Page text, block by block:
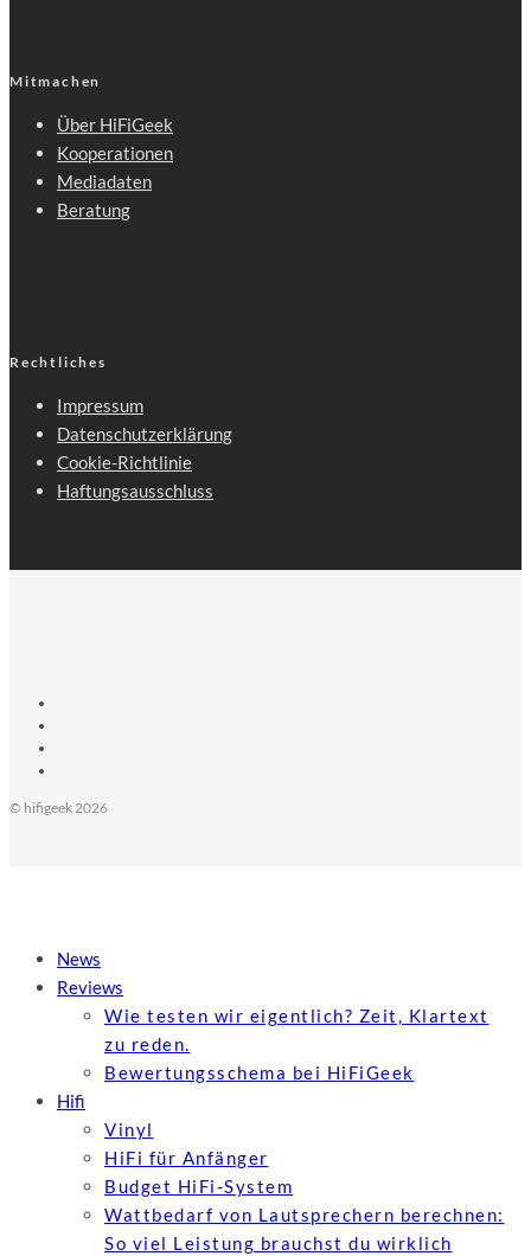
Mitmachen
Über HiFiGeek
Kooperationen
Mediadaten
Beratung
Rechtliches
Impressum
Datenschutzerklärung
Cookie-Richtlinie
Haftungsausschluss
© hifigeek 2026
News
Reviews
Wie testen wir eigentlich? Zeit, Klartext
zu reden.
Bewertungs­schema bei HiFiGeek
Hifi
Vinyl
HiFi für Anfänger
Budget HiFi-System
Wattbedarf von Lautsprechern berechnen:
So viel Leistung brauchst du wirklich